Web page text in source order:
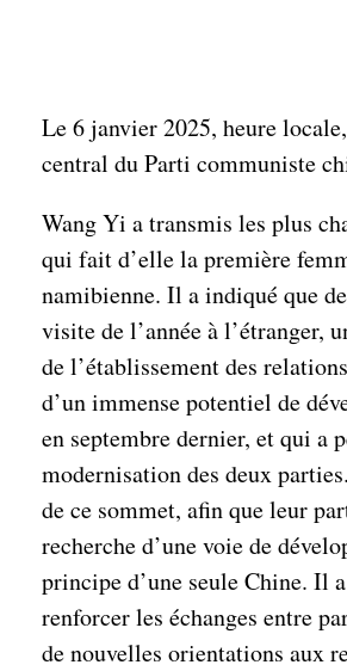
Le 6 janvier 2025, heure
central du Parti communiste
Wang Yi a transmis les plus
qui fait d’elle la première
namibienne. Il a indiqué que
visite de l’année à l’étranger,
de l’établissement des
d’un immense potentiel de
en septembre dernier, et qui a
modernisation des deux
de ce sommet, afin que leur
recherche d’une voie de
principe d’une seule Chine. Il
renforcer les échanges entre
de nouvelles orientations aux